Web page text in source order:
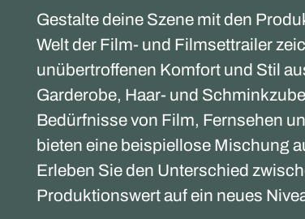
Gestalte deine Szene mit den
Welt der Film- und Filmsettrailer
unübertroffenen Komfort und Stil
Garderobe, Haar- und
Bedürfnisse von Film, Fernsehen
bieten eine beispiellose Mischung
Erleben Sie den Unterschied
Produktionswert auf ein neues